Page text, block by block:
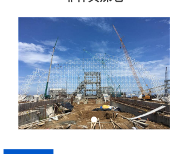
荣誉资质